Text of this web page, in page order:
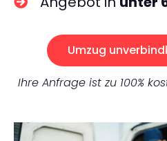
Umzug
Ihre Anfrage ist zu 100%